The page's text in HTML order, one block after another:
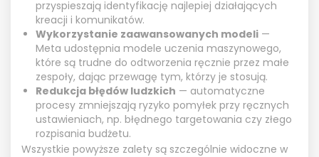
przyspieszają identyfikację najlepiej działających
kreacji i komunikatów.
Wykorzystanie zaawansowanych modeli —
Meta udostępnia modele uczenia maszynowego,
które są trudne do odtworzenia ręcznie przez małe
zespoły, dając przewagę tym, którzy je stosują.
Redukcja błędów ludzkich — automatyczne
procesy zmniejszają ryzyko pomyłek przy ręcznych
ustawieniach, np. błędnego targetowania czy złego
rozpisania budżetu.
Wszystkie powyższe zalety są szczególnie widoczne w